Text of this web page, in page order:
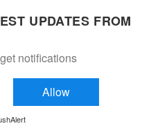
UPDATES FROM
notifications
Allow